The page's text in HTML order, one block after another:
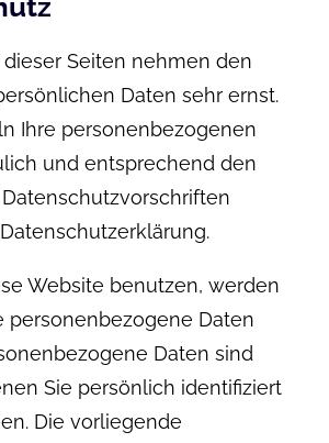
Seiten nehmen den
Daten sehr ernst.
Ihre personenbezogenen
und entsprechend den
Website benutzen, werden
personenbezogene Daten
Daten sind
Sie persönlich identifiziert
Die vorliegende